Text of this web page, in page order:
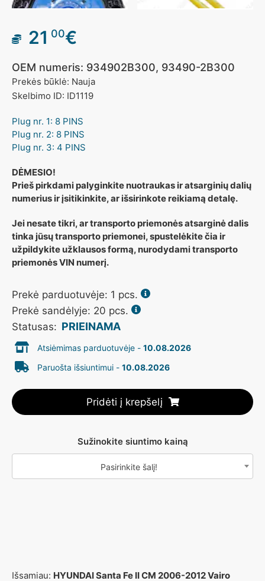
21 00€
OEM numeris: 934902B300, 93490-2B300
Prekės būklė: Nauja
Skelbimo ID: ID1119
Plug nr. 1: 8 PINS
Plug nr. 2: 8 PINS
Plug nr. 3: 4 PINS
DĖMESIO!
Prieš pirkdami palyginkite nuotraukas ir atsarginių dalių
numerius ir įsitikinkite, ar išsirinkote reikiamą detalę.
Jei nesate tikri, ar transporto priemonės atsarginė dalis
tinka jūsų transporto priemonei, spustelėkite čia ir
užpildykite užklausos formą, nurodydami transporto
priemonės VIN numerį.
Prekė parduotuvėje: 1 pcs.
Prekė sandėlyje: 20 pcs.
Statusas: PRIEINAMA
Atsiėmimas parduotuvėje - 10.08.2026
Paruošta išsiuntimui - 10.08.2026
Pridėti į krepšelį
Sužinokite siuntimo kainą
Pasirinkite šalį!
Išsamiau: HYUNDAI Santa Fe II CM 2006-2012 Vairo